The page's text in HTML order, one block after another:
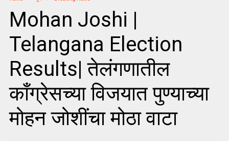
Mohan Joshi |
Telangana Election
Results| तेलंगणातील
काँग्रेसच्या विजयात पुण्याच्या
मोहन जोशींचा मोठा वाटा